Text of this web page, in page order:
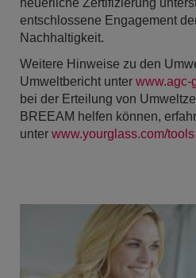
neuerliche Zertifizierung
entschlossene Engagement
Nachhaltigkeit.
Weitere Hinweise zu den
Umweltbericht unter www.agc-
bei der Erteilung von
BREEAM helfen können,
unter www.yourglass.com/tools